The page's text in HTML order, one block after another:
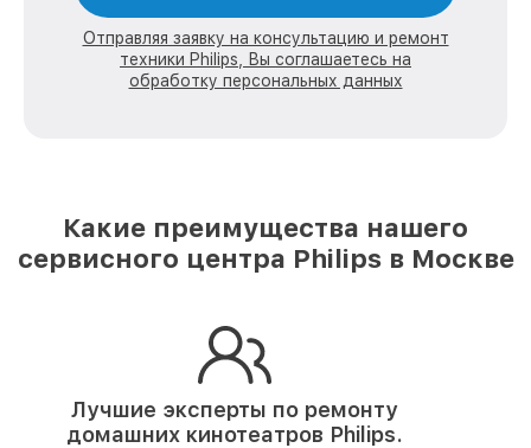
Отправляя заявку на консультацию и ремонт
техники Philips, Вы соглашаетесь на
обработку персональных данных
Какие преимущества нашего
сервисного центра Philips в Москве
Лучшие эксперты по ремонту
домашних кинотеатров Philips.